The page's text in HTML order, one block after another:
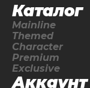
Каталог
Mainline
Themed
Character
Premium
Exclusive
Аккаунт